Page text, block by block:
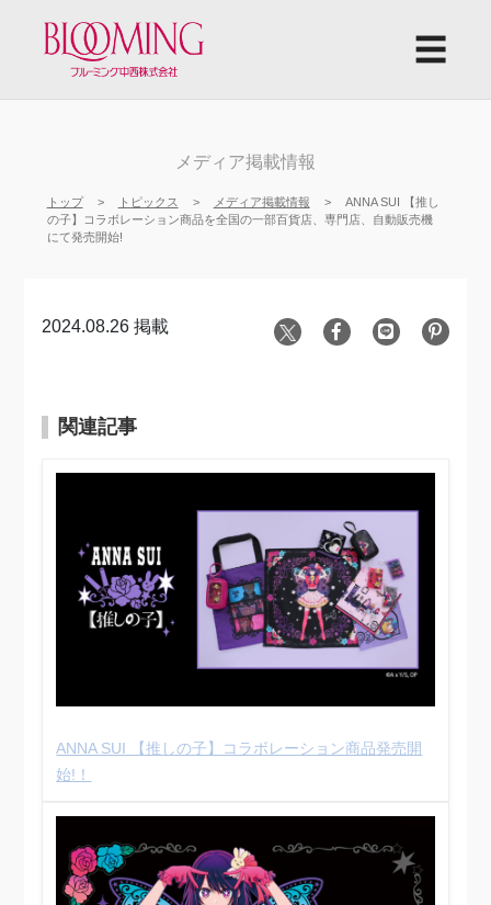
☰
メディア掲載情報
トップ トピックス メディア掲載情報
ANNA SUI 【推し
の子】コラボレーション商品を全国の一部百貨店、専門店、自動販売機
にて発売開始!
2024.08.26 掲載
関連記事
ANNA SUI 【推しの子】コラボレーション商品発売開
始!！